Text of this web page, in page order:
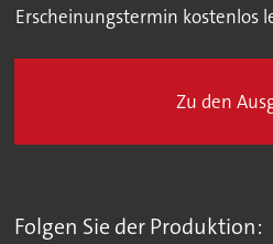
Erscheinungstermin kostenlos
Zu den
Folgen Sie der Produktion: